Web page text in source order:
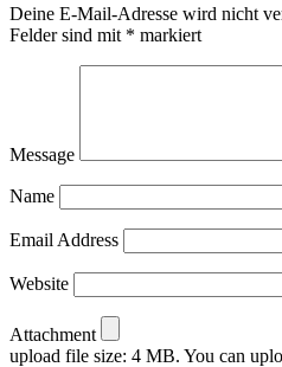
Deine E-Mail-Adresse wird nicht
Felder sind mit * markiert
Message
Name
Email Address
Website
Attachment
upload file size: 4 MB. You can